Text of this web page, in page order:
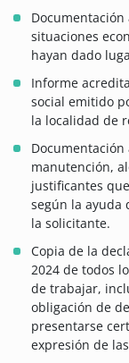
situaciones
hayan dado
Informe
social emitido
la localidad de
manutención,
justificantes
según la ayuda
la solicitante.
Copia de la
2024 de todos
de trabajar,
obligación de
presentarse
expresión de